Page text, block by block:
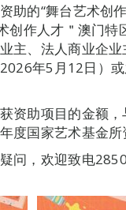
助的“舞台艺术创
创作人才＂澳门
主、法人商业企
年5月12日）
资助项目的金额
度国家艺术基金所
问，欢迎致电